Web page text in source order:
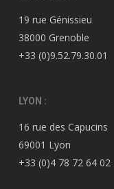
19 rue Génissieu
38000 Grenoble
+33 (0)9.52.79.30.01
LYON :
16 rue des Capucins
69001 Lyon
+33 (0)4 78 72 64 02